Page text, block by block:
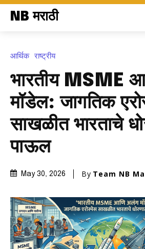
NB मराठी
आर्थिक राष्ट्रीय
भारतीय MSME
मॉडेल: जागतिक
साखळीत भारताचे
पाऊल
May 30, 2026 By Team NB